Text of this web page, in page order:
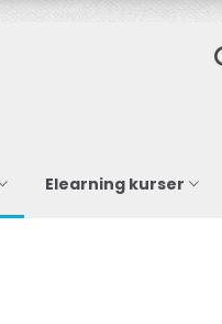
Elearning kurser